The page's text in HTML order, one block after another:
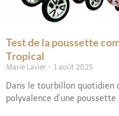
Test de la poussette
Tropical
Marie Lavier 1 août 2025
Dans le tourbillon
polyvalence d’une poussette